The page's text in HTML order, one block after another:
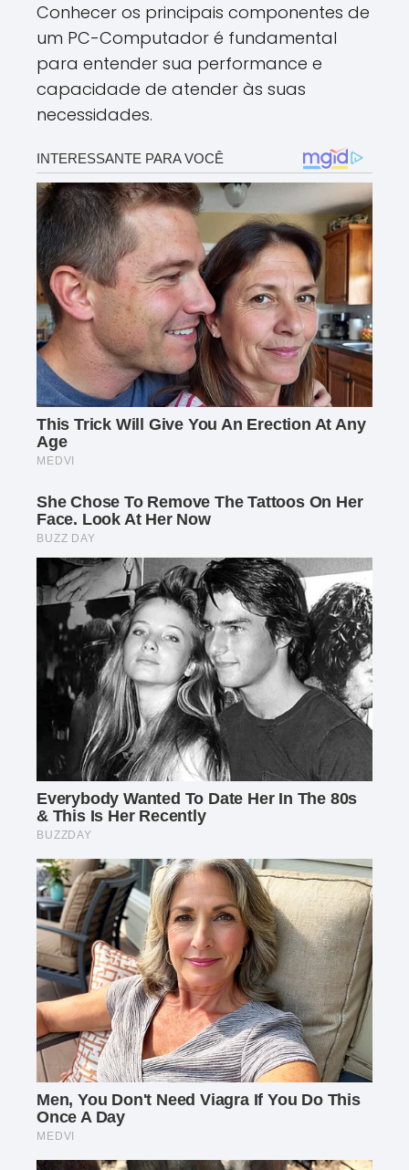
Conhecer os principais componentes de
um PC-Computador é fundamental
para entender sua performance e
capacidade de atender às suas
necessidades.